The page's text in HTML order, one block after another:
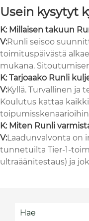
Usein kysytyt
K: Millaisen takuun
V:Runli seisoo
toimituspäivästä
mukana.
K: Tarjoaako Runli
V:Kyllä. Turvallinen ja
Koulutus kattaa
K: Miten Runli
V:Laadunvalvonta on
tunnetuilta Tier-1-
ultraäänitestaus) ja